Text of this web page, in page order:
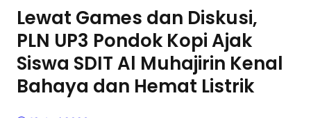
Lewat Games dan Diskusi,
PLN UP3 Pondok Kopi Ajak
Siswa SDIT Al Muhajirin Kenal
Bahaya dan Hemat Listrik